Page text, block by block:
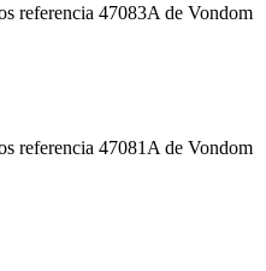
referencia 47083A de Vondom
referencia 47081A de Vondom